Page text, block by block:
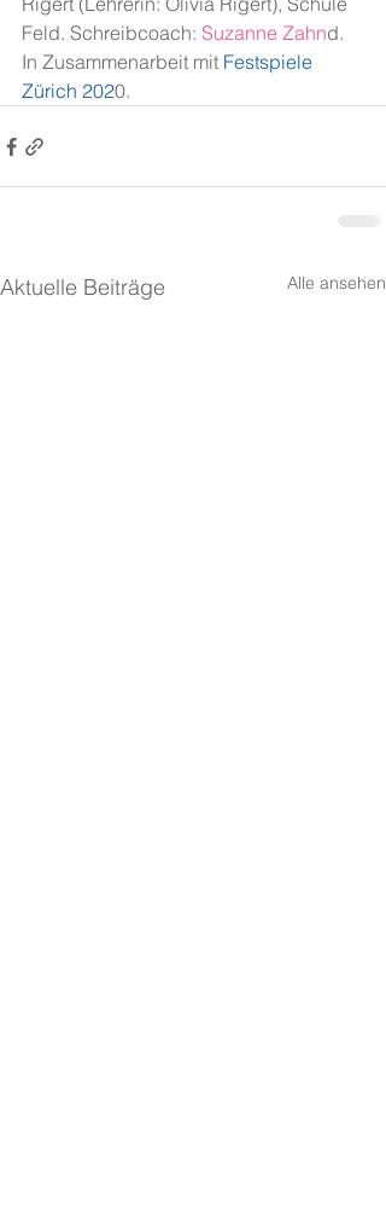
Feld. Schreibcoach: Suzanne Zahnd.
In Zusammenarbeit mit Festspiele
Zürich 2020.
Aktuelle Beiträge Alle ansehen